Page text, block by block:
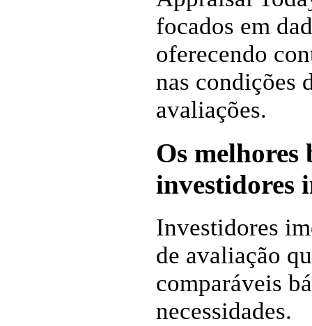
focados em
oferecendo
nas condições
avaliações.
Os melhores
investidores
Investidores
de avaliação
comparáveis
necessidades.